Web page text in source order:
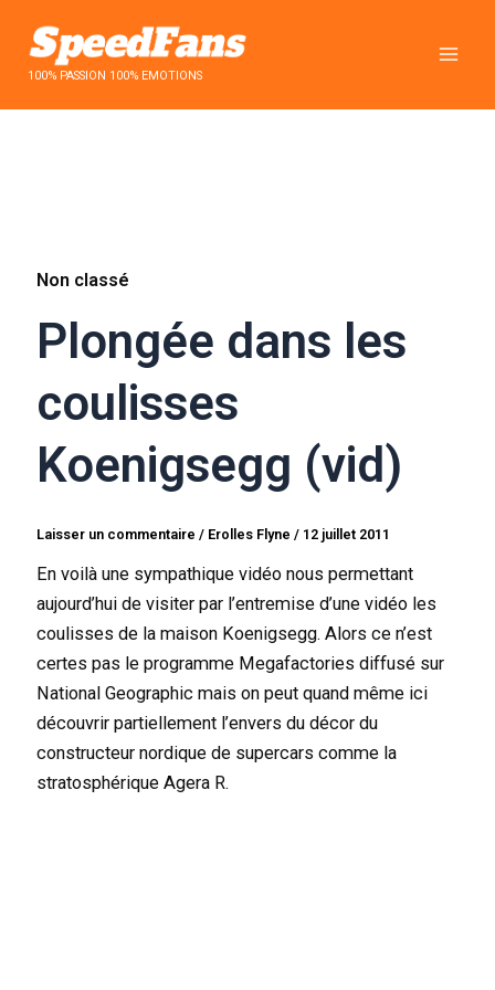
contenu100% PASSION 100% EMOTIONS
Non classé
Plongée dans les
coulisses
Koenigsegg (vid)
Laisser un commentaire / Erolles Flyne/ 12 juillet 2011
En voilà une sympathique vidéo nous permettant
aujourd’hui de visiter par l’entremise d’une vidéo les
coulisses de la maison Koenigsegg. Alors ce n’est
certes pas le programme Megafactories diffusé sur
National Geographic mais on peut quand même ici
découvrir partiellement l’envers du décor du
constructeur nordique de supercars comme la
stratosphérique Agera R.